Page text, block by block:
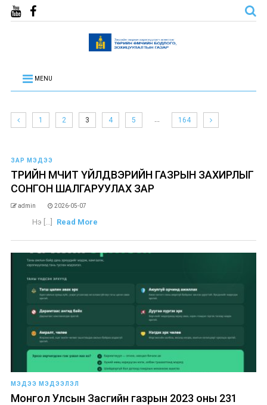
MENU
1 2 3 4 5 … 164
ЗАР МЭДЭЭ
ТӨРИЙН ӨМЧИТ ҮЙЛДВЭРИЙН ГАЗРЫН ЗАХИРЛЫГ
СОНГОН ШАЛГАРУУЛАХ ЗАР
admin 2026-05-07
Нэ [...] Read More
МЭДЭЭ МЭДЭЭЛЭЛ
Монгол Улсын Засгийн газрын 2023 оны 231